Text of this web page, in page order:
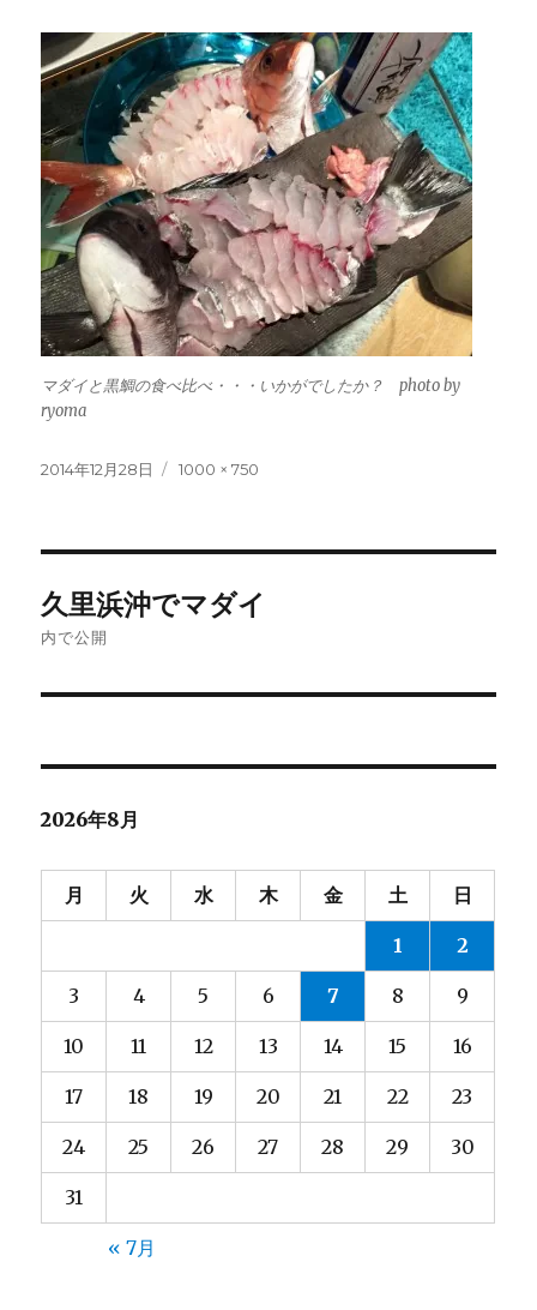
マダイと黒鯛の食べ比べ・・・いかがでしたか？ photo by
ryoma
投
2014年12月28日
フ
1000 × 750
稿
ゲ
ー
シ
ョ
ン
久里浜沖でマダイ
内で公開
2026年8月
月 火 水 木 金 土 日
1 2
3 4 5 6 7 8 9
10 11 12 13 14 15 16
17 18 19 20 21 22 23
24 25 26 27 28 29 30
31
« 7月